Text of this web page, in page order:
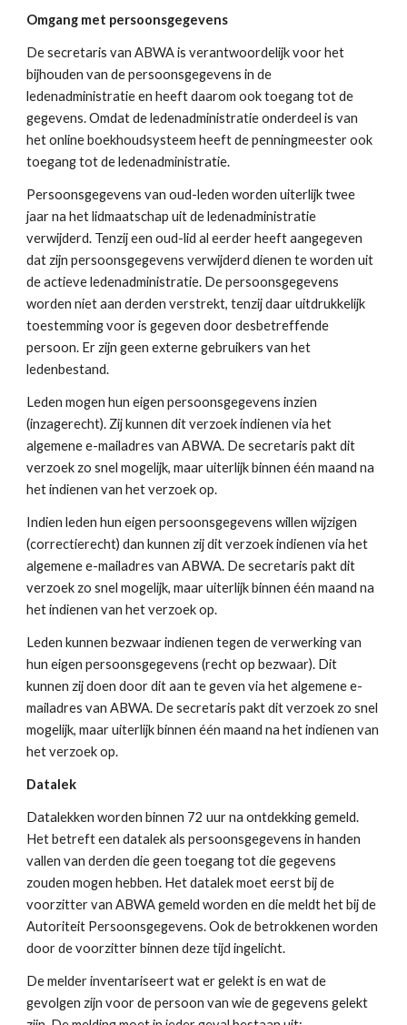
Omgang met persoonsgegevens
De secretaris van ABWA is verantwoordelijk voor het
bijhouden van de persoonsgegevens in de
ledenadministratie en heeft daarom ook toegang tot de
gegevens. Omdat de ledenadministratie onderdeel is van
het online boekhoudsysteem heeft de penningmeester ook
toegang tot de ledenadministratie.
Persoonsgegevens van oud-leden worden uiterlijk twee
jaar na het lidmaatschap uit de ledenadministratie
verwijderd. Tenzij een oud-lid al eerder heeft aangegeven
dat zijn persoonsgegevens verwijderd dienen te worden uit
de actieve ledenadministratie. De persoonsgegevens
worden niet aan derden verstrekt, tenzij daar uitdrukkelijk
toestemming voor is gegeven door desbetreffende
persoon. Er zijn geen externe gebruikers van het
ledenbestand.
Leden mogen hun eigen persoonsgegevens inzien
(inzagerecht). Zij kunnen dit verzoek indienen via het
algemene e-mailadres van ABWA. De secretaris pakt dit
verzoek zo snel mogelijk, maar uiterlijk binnen één maand na
het indienen van het verzoek op.
Indien leden hun eigen persoonsgegevens willen wijzigen
(correctierecht) dan kunnen zij dit verzoek indienen via het
algemene e-mailadres van ABWA. De secretaris pakt dit
verzoek zo snel mogelijk, maar uiterlijk binnen één maand na
het indienen van het verzoek op.
Leden kunnen bezwaar indienen tegen de verwerking van
hun eigen persoonsgegevens (recht op bezwaar). Dit
kunnen zij doen door dit aan te geven via het algemene e-
mailadres van ABWA. De secretaris pakt dit verzoek zo snel
mogelijk, maar uiterlijk binnen één maand na het indienen van
het verzoek op.
Datalek
Datalekken worden binnen 72 uur na ontdekking gemeld.
Het betreft een datalek als persoonsgegevens in handen
vallen van derden die geen toegang tot die gegevens
zouden mogen hebben. Het datalek moet eerst bij de
voorzitter van ABWA gemeld worden en die meldt het bij de
Autoriteit Persoonsgegevens. Ook de betrokkenen worden
door de voorzitter binnen deze tijd ingelicht.
De melder inventariseert wat er gelekt is en wat de
gevolgen zijn voor de persoon van wie de gegevens gelekt